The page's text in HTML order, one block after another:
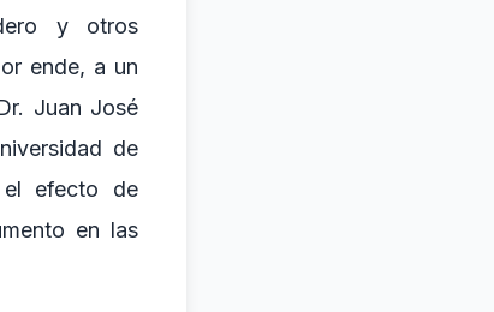
y otros
ende, a un
Juan José
de
el efecto de
en las